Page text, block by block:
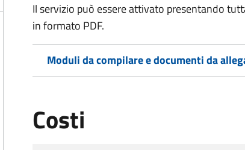
Il servizio può essere attivato presentando
in formato PDF.
Moduli da compilare e documenti da
Costi